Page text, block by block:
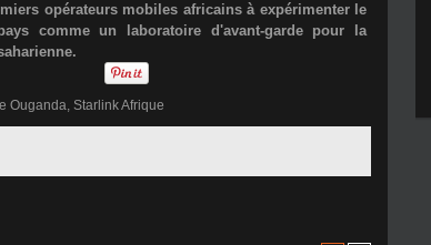
opérateurs mobiles africains à expérimenter le
comme un laboratoire d'avant-garde pour la
Ouganda, Starlink Afrique